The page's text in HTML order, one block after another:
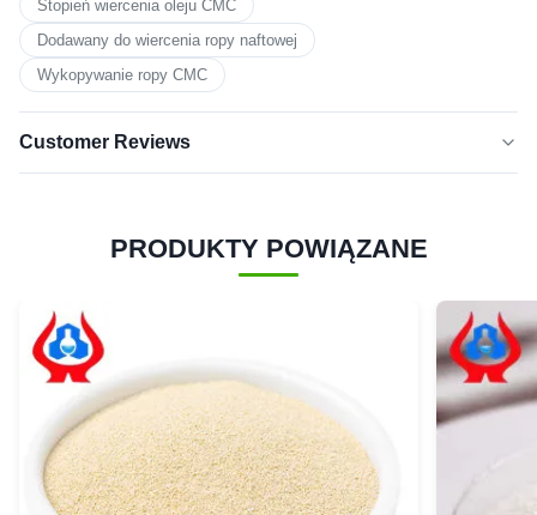
Stopień wiercenia oleju CMC
Dodawany do wiercenia ropy naftowej
Wykopywanie ropy CMC
Customer Reviews
GWIAZDEK
100%
gwiazdki
0
0
gwiazdki
gwiazdka
PRODUKTY POWIĄZANE